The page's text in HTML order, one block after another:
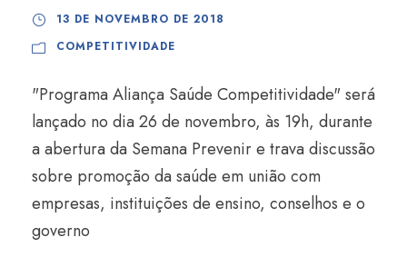
13 DE NOVEMBRO DE 2018
COMPETITIVIDADE
"Programa Aliança Saúde Competitividade" será
lançado no dia 26 de novembro, às 19h, durante
a abertura da Semana Prevenir e trava discussão
sobre promoção da saúde em união com
empresas, instituições de ensino, conselhos e o
governo